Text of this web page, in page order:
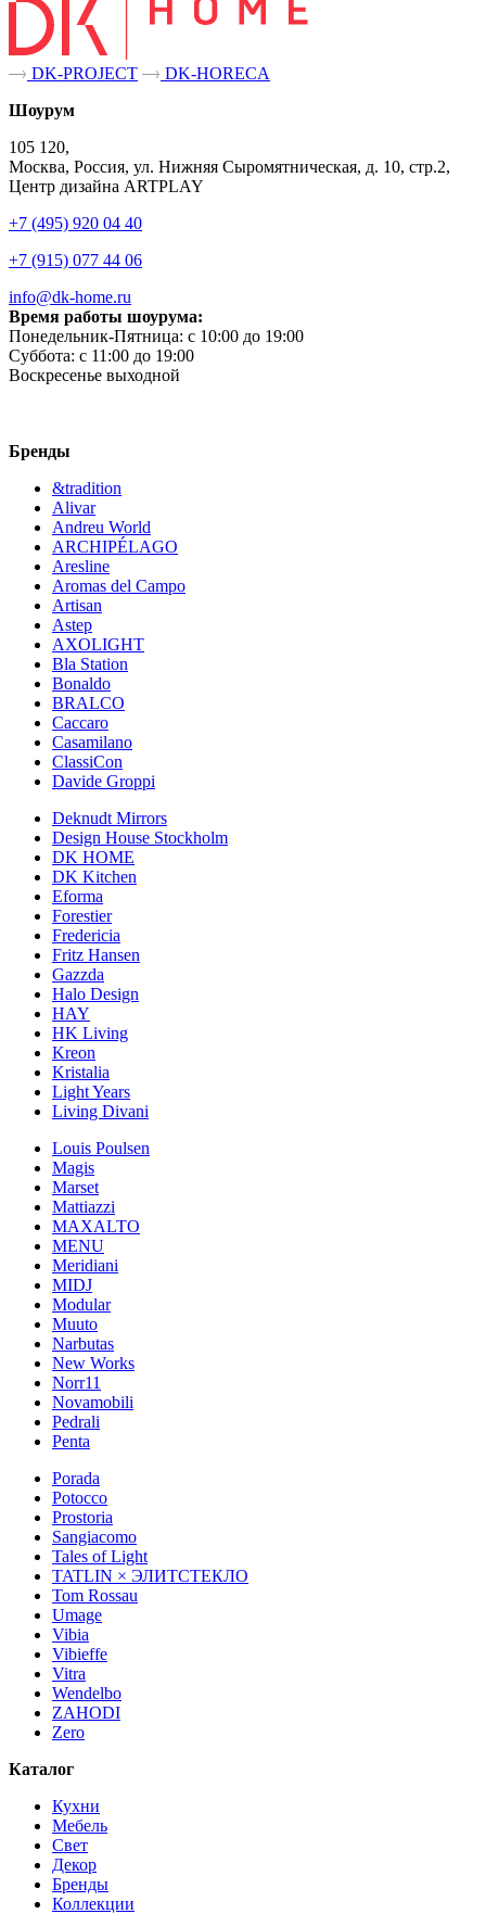
DK-PROJECT
DK-HORECA
Шоурум
105 120,
Москва, Россия, ул. Нижняя Сыромятническая, д. 10, стр.2,
Центр дизайна ARTPLAY
+7 (495) 920 04 40
+7 (915) 077 44 06
info@dk-home.ru
Время работы шоурума:
Понедельник-Пятница: c 10:00 до 19:00
Суббота: c 11:00 до 19:00
Воскресенье выходной
Бренды
&tradition
Alivar
Andreu World
ARCHIPÉLAGO
Aresline
Aromas del Campo
Artisan
Astep
AXOLIGHT
Bla Station
Bonaldo
BRALCO
Caccaro
Casamilano
ClassiCon
Davide Groppi
Deknudt Mirrors
Design House Stockholm
DK HOME
DK Kitchen
Eforma
Forestier
Fredericia
Fritz Hansen
Gazzda
Halo Design
HAY
HK Living
Kreon
Kristalia
Light Years
Living Divani
Louis Poulsen
Magis
Marset
Mattiazzi
MAXALTO
MENU
Meridiani
MIDJ
Modular
Muuto
Narbutas
New Works
Norr11
Novamobili
Pedrali
Penta
Porada
Potocco
Prostoria
Sangiacomo
Tales of Light
TATLIN × ЭЛИТСТЕКЛО
Tom Rossau
Umage
Vibia
Vibieffe
Vitra
Wendelbo
ZAHODI
Zero
Каталог
Кухни
Мебель
Свет
Декор
Бренды
Коллекции